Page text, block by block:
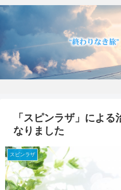
「スピンラザ」によ
なりました
スピンラザ